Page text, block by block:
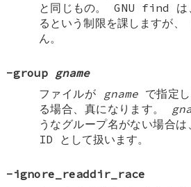
と同じもの。 GNU find は
るという制限を課しますが、
ん。
-group gname
ファイルが
gnameで指定し
る場合、真になります。
うなグループ名がない場合は
ID として扱います。
-ignore_readdir_race